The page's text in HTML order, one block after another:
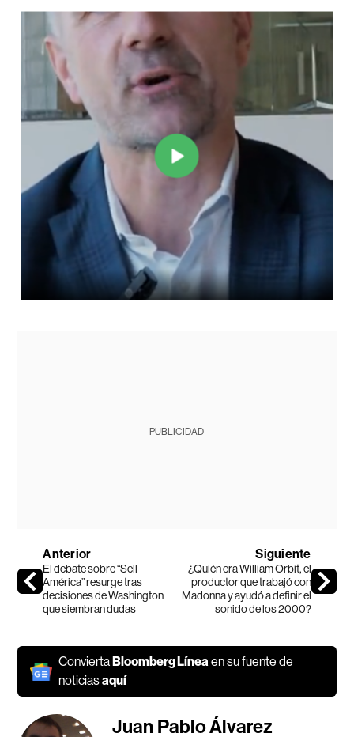
PUBLICIDAD
Anterior
El debate sobre “Sell
América” resurge tras
decisiones de Washington
que siembran dudas
Siguiente
¿Quién era William Orbit, el
productor que trabajó con
Madonna y ayudó a definir el
sonido de los 2000?
Convierta Bloomberg Líneaen su fuente de
noticiasaquí
Juan Pablo Álvarez